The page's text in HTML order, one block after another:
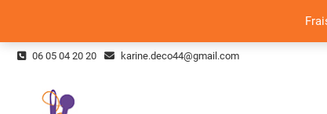
Skip
06 05 04 20 20 karine.deco44@gmail.com